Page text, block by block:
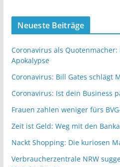
Neueste Beiträge
Coronavirus als
Apokalypse
Coronavirus: Bill Gates schlägt
Coronavirus: Ist dein Business
Frauen zahlen weniger fürs
Zeit ist Geld: Weg mit den
Nackt Shopping: Die kuriosen
Verbraucherzentrale NRW